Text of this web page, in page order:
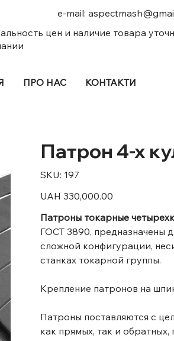
e-mail:
цен и наличие товара
ПРО НАС
КОНТАКТИ
Патрон 4-х
SKU:
SKU
197
197
Price
UAH 330,000.00
Патроны токарные
ГОСТ 3890, предназначены
сложной конфигурации,
станках токарной группы.
Крепление патронов на
Патроны поставляются с
как прямых, так и обратных,